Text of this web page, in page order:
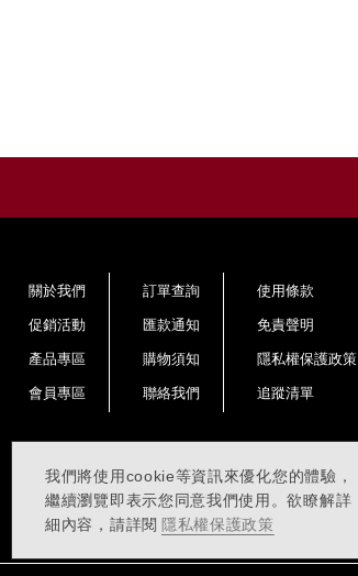
我們將使用cookie等資訊來優化您的體驗，
繼續瀏覽即表示您同意我們使用。欲瞭解詳
細內容，請詳閱 隱私權保護政策
關於我們
促銷活動
產品專區
會員專區
訂單查詢
匯款通知
購物須知
聯絡我們
使用條款
免責聲明
隱私權保護政策
追蹤清單